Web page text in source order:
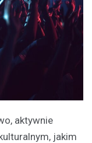
aktywnie
jakim